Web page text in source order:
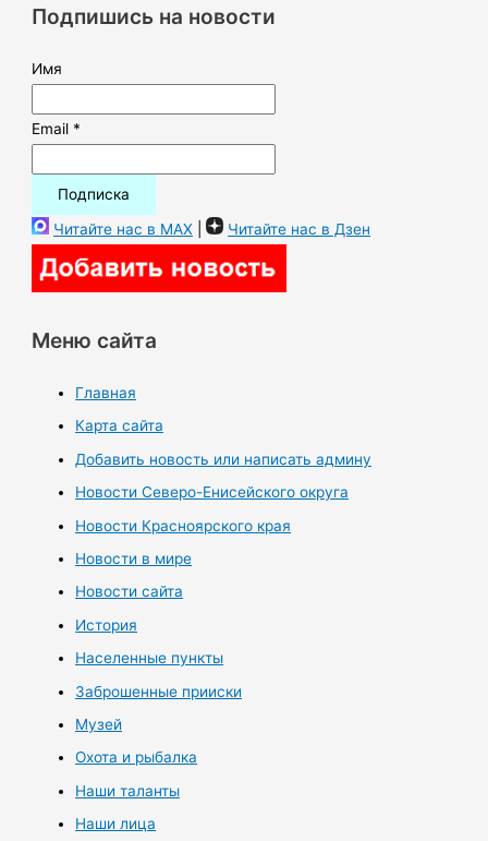
:Подпишись на новости
Имя
Email *
Читайте нас в MAX | Читайте нас в Дзен
Меню сайта
Главная
Карта сайта
Добавить новость или написать админу
Новости Северо-Енисейского округа
Новости Красноярского края
Новости в мире
Новости сайта
История
Населенные пункты
Заброшенные прииски
Музей
Охота и рыбалка
Наши таланты
Наши лица